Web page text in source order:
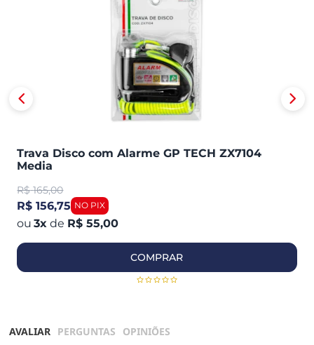
Trava Disco com Alarme GP TECH ZX7104
Media
R$ 165,00
R$ 156,75
3x de R$ 55,00
COMPRAR
AVALIAR PERGUNTAS OPINIÕES